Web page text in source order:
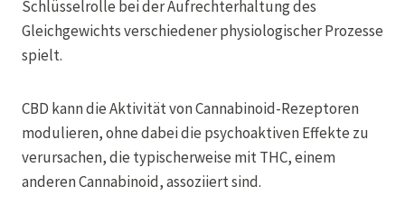
Schlüsselrolle bei der Aufrechterhaltung des
Gleichgewichts verschiedener physiologischer Prozesse
spielt.
CBD kann die Aktivität von Cannabinoid-Rezeptoren
modulieren, ohne dabei die psychoaktiven Effekte zu
verursachen, die typischerweise mit THC, einem
anderen Cannabinoid, assoziiert sind.